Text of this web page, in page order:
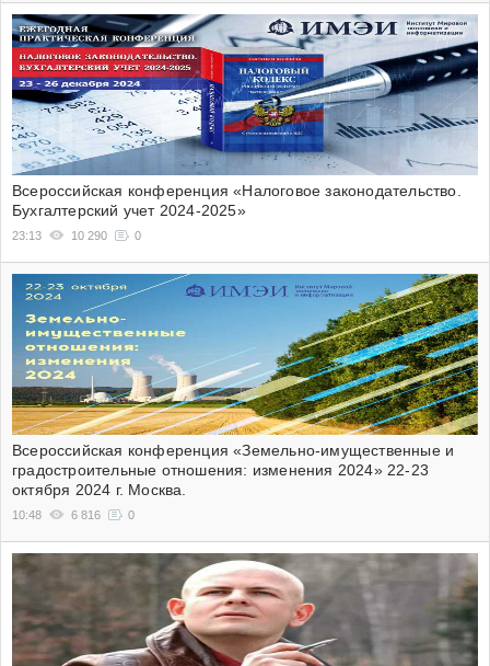
Всероссийская конференция «Налоговое законодательство.
Бухгалтерский учет 2024-2025»
23:13 10 290 0
Всероссийская конференция «Земельно-имущественные и
градостроительные отношения: изменения 2024» 22-23
октября 2024 г. Москва.
10:48 6 816 0